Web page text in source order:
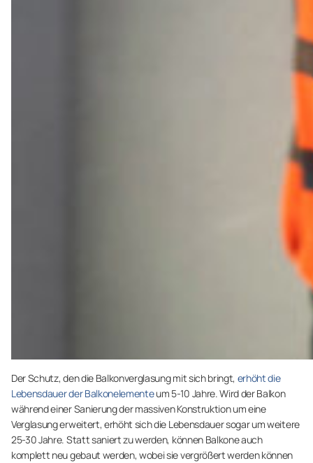
Der Schutz, den die Balkonverglasung mit sich bringt, erhöht die
Lebensdauer der Balkonelementeum 5-10 Jahre. Wird der Balkon
während einer Sanierung der massiven Konstruktion um eine
Verglasung erweitert, erhöht sich die Lebensdauer sogar um weitere
25-30 Jahre. Statt saniert zu werden, können Balkone auch
komplett neu gebaut werden, wobei sie vergrößert werden können